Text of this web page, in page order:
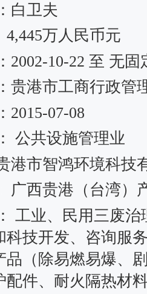
白卫夫
4,445万人民币元
2002-10-22 至 无固
贵港市工商行政管
2015-07-08
公共设施管理业
港市智鸿环境科
广西贵港（台湾）
工业、民用三废
科技开发、咨询服
品（除易燃易爆、
配件、耐火隔热材